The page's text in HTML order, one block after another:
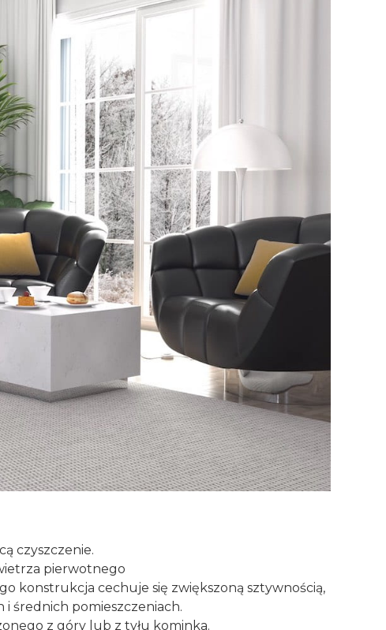
czyszczenie.
pierwotnego
konstrukcja cechuje się zwiększoną sztywnością,
i średnich pomieszczeniach.
z góry lub z tyłu kominka.